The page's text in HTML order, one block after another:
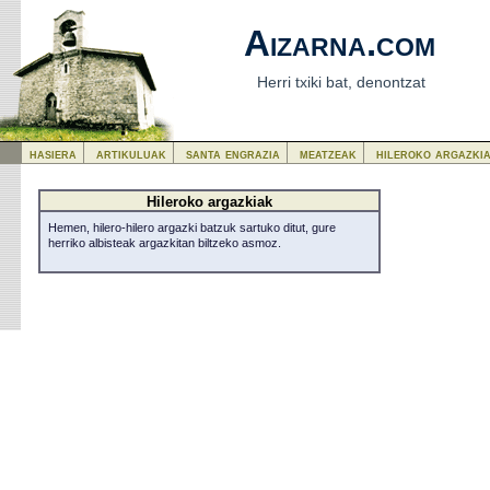
Aizarna.com
Herri txiki bat, denontzat
Hileroko argazkiak
Hemen, hilero-hilero argazki batzuk sartuko ditut, gure
herriko albisteak argazkitan biltzeko asmoz.
hasiera artikuluak santa engrazia meatzeak hileroko